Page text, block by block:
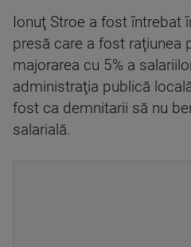
Ionuţ Stroe a fost întrebat
presă care a fost raţiunea
majorarea cu 5% a
administraţia publică
fost ca demnitarii să nu
salarială.